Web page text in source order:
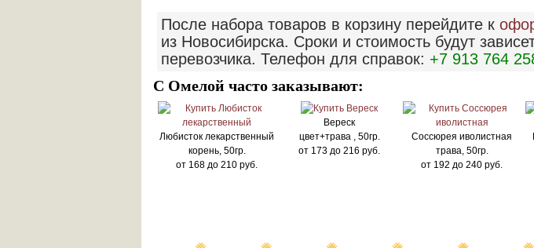
После набора товаров в корзину перейдите к
из Новосибирска. Сроки и стоимость будут
перевозчика. Телефон для справок: +7 913 764
С Омелой часто заказывают:
Любисток лекарственный
корень, 50гр.
от 168 до 210 руб.
Вереск
цвет+трава , 50гр.
от 173 до 216 руб.
Соссюрея иволистная
трава, 50гр.
от 192 до 240 руб.